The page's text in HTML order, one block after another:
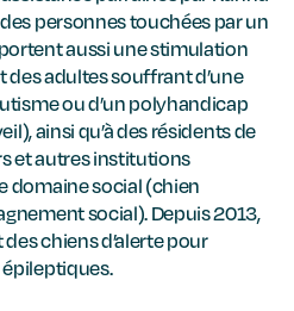
personnes touchées par un
aussi une stimulation
des adultes souffrant d’une
ou d’un polyhandicap
ainsi qu’à des résidents de
et autres institutions
domaine social (chien
social). Depuis 2013,
chiens d’alerte pour